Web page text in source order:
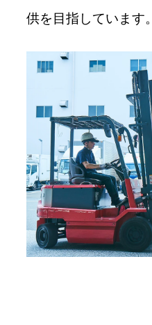
供を目指しています。